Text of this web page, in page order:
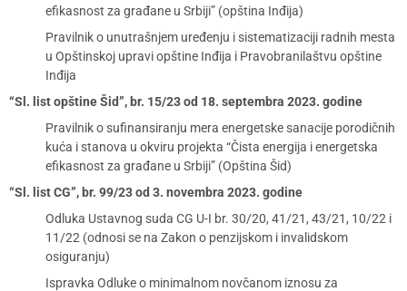
efikasnost za građane u Srbiji” (opština Inđija)
Pravilnik o unutrašnjem uređenju i sistematizaciji radnih mesta
u Opštinskoj upravi opštine Inđija i Pravobranilaštvu opštine
Inđija
“Sl. list opštine Šid”, br. 15/23 od 18. septembra 2023. godine
Pravilnik o sufinansiranju mera energetske sanacije porodičnih
kuća i stanova u okviru projekta “Čista energija i energetska
efikasnost za građane u Srbiji” (Opština Šid)
“Sl. list CG”, br. 99/23 od 3. novembra 2023. godine
Odluka Ustavnog suda CG U-I br. 30/20, 41/21, 43/21, 10/22 i
11/22 (odnosi se na Zakon o penzijskom i invalidskom
osiguranju)
Ispravka Odluke o minimalnom novčanom iznosu za